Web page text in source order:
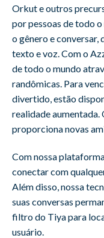
Orkut e outros
por pessoas de todo
o gênero e conversar,
texto e voz. Com o
de todo o mundo
randômicas. Para
divertido, estão
realidade aumentada.
proporciona novas
Com nossa
conectar com
Além disso, nossa
suas conversas
filtro do Tiya para
usuário.